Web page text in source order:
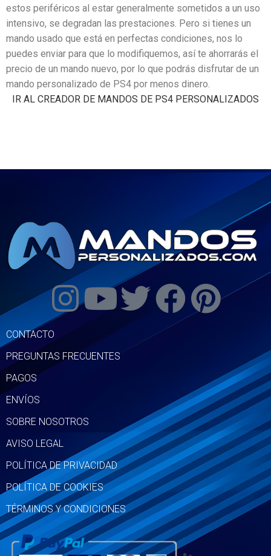
estos periféricos al estar generalmente sometidos a un uso
intensivo, se degradan las prestaciones. Pero si tienes un
mando usado que está en perfectas condiciones, nos lo
puedes enviar para que lo modifiquemos, así te ahorrarás el
precio de un mando nuevo, por lo que podrás disfrutar de un
mando personalizado de PS4 por menos dinero.
IR AL CREADOR DE MANDOS DE PS4 PERSONALIZADOS
CONTACTO
PREGUNTAS FRECUENTES
PAGOS
ENVÍOS
SOBRE NOSOTROS
AVISO LEGAL
POLÍTICA DE PRIVACIDAD
POLÍTICA DE COOKIES
TÉRMINOS Y CONDICIONES